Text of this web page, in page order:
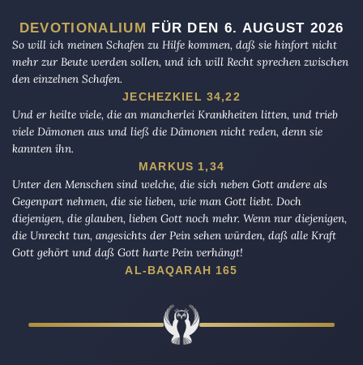
DEVOTIONALIUM FÜR DEN 6. AUGUST 2026
So will ich meinen Schafen zu Hilfe kommen, daß sie hinfort nicht
mehr zur Beute werden sollen, und ich will Recht sprechen zwischen
den einzelnen Schafen.
JECHEZKIEL 34,22
Und er heilte viele, die an mancherlei Krankheiten litten, und trieb
viele Dämonen aus und ließ die Dämonen nicht reden, denn sie
kannten ihn.
MARKUS 1,34
Unter den Menschen sind welche, die sich neben Gott andere als
Gegenpart nehmen, die sie lieben, wie man Gott liebt. Doch
diejenigen, die glauben, lieben Gott noch mehr. Wenn nur diejenigen,
die Unrecht tun, angesichts der Pein sehen würden, daß alle Kraft
Gott gehört und daß Gott harte Pein verhängt!
AL-BAQARAH 165